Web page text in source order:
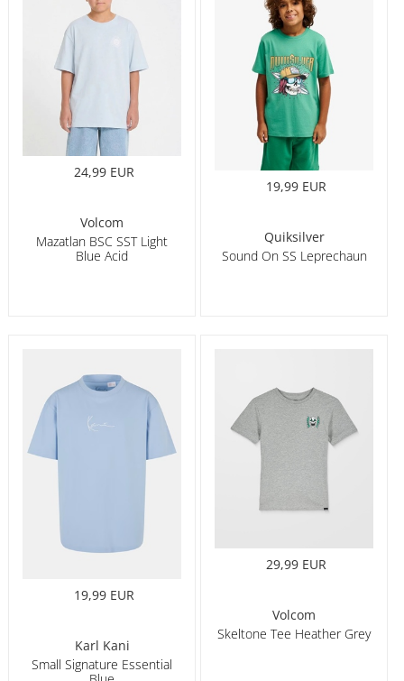
24,99 EUR
Volcom
Mazatlan BSC SST Light
Blue Acid
19,99 EUR
Quiksilver
Sound On SS Leprechaun
19,99 EUR
Karl Kani
Small Signature Essential
29,99 EUR
Volcom
Skeltone Tee Heather Grey